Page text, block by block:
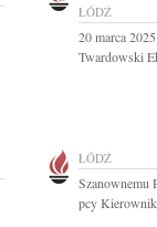
ŁÓDŹ
20 marca
Twardowski
ŁÓDŹ
Szanownemu
pcy